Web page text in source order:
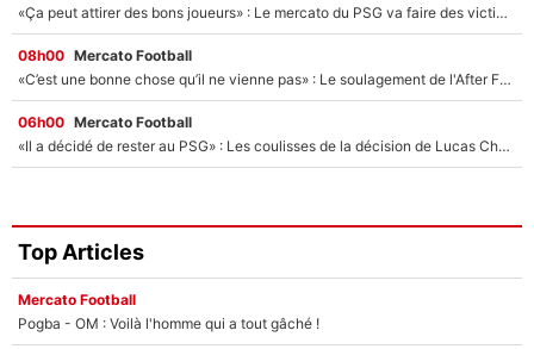
«Ça peut attirer des bons joueurs» : Le mercato du PSG va faire des victimes dans l'effectif de Luis Enrique ?
08h00 Mercato Football
«C’est une bonne chose qu’il ne vienne pas» : Le soulagement de l'After Foot après le transfert avorté de Yan Diomandé au PSG
06h00 Mercato Football
«Il a décidé de rester au PSG» : Les coulisses de la décision de Lucas Chevalier pour son transfert
Top Articles
Mercato Football
Pogba - OM : Voilà l'homme qui a tout gâché !